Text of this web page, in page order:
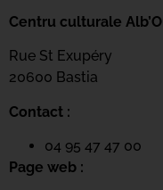
Centru culturale
Rue St Exupéry
20600 Bastia
Contact :
04 95 47 47 00
Page web :